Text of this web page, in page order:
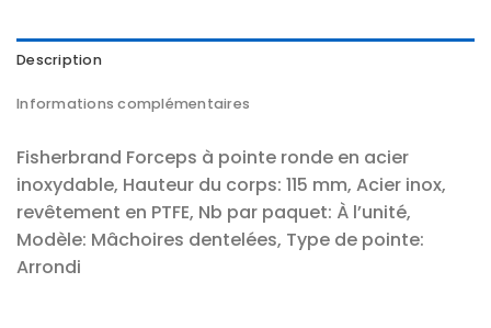
Description
Informations complémentaires
Fisherbrand Forceps à pointe ronde en acier
inoxydable, Hauteur du corps: 115 mm, Acier inox,
revêtement en PTFE, Nb par paquet: À l’unité,
Modèle: Mâchoires dentelées, Type de pointe:
Arrondi